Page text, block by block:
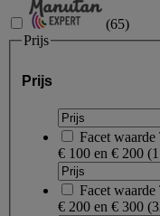
(65)
Prijs
Prijs
Facet waarde
€ 100 en € 200
Facet waarde
€ 200 en € 300